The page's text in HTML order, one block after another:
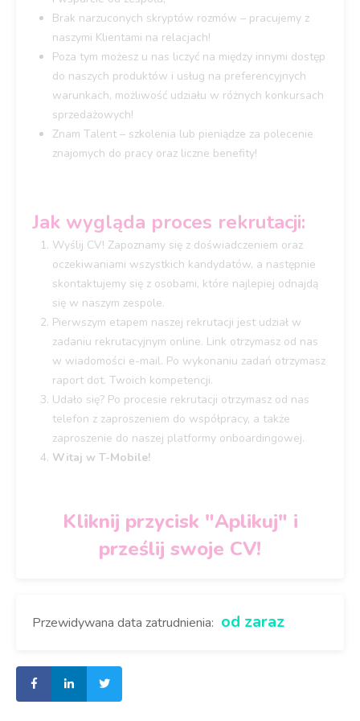
Brak narzuconych skryptów rozmów – pracujemy z
naszymi Klientami na relacjach!
Poza tym możesz u nas liczyć na między innymi dostęp
do naszych produktów i usług na preferencyjnych
warunkach, możliwość udziału w różnych konkursach
sprzedażowych!
Znam Talent – szkolenia lub pieniądze za polecenie
znajomych do pracy oraz liczne benefity!
Jak wygląda proces rekrutacji:
Wyślij CV! Zapoznamy się z doświadczeniem oraz
oczekiwaniami wszystkich kandydatów, a następnie
skontaktujemy się z osobami, które najlepiej odnajdą
się w naszym zespole.
Pierwszym etapem naszej rekrutacji jest udział w
zadaniu rekrutacyjnym online. Link otrzymasz od nas
w wiadomości e-mail. Po wykonaniu zadań otrzymasz
raport dot. Twoich kompetencji.
Udało się? Po procesie rekrutacji otrzymasz od nas
telefon z zaproszeniem do współpracy, a także
zaproszenie do naszej platformy onboardingowej.
Witaj w T-Mobile!
Kliknij przycisk "Aplikuj" i
prześlij swoje CV!
Przewidywana data zatrudnienia: od zaraz